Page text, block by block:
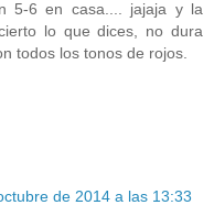
5-6 en casa.... jajaja y la
lo que dices, no dura
todos los tonos de rojos.
de 2014 a las 13:33